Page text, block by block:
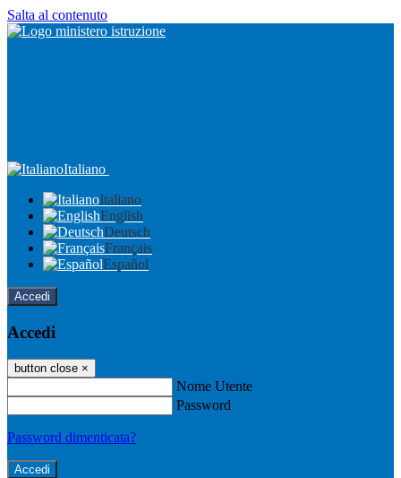
Salta al contenuto
Italiano
Italiano
English
Deutsch
Français
Español
Accedi
Accedi
button close ×
Nome Utente
Password
Password dimenticata?